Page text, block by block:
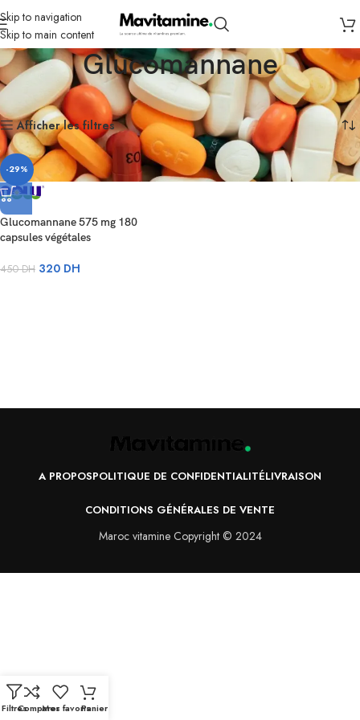
Skip to navigation
Skip to main content
Glucomannane
Accueil Glucomannane Voici le seul résultat
Afficher les filtres
-29%
Glucomannane 575 mg 180
capsules végétales
450DH 320 DH
A PROPOSPOLITIQUE DE CONFIDENTIALITÉLIVRAISON
CONDITIONS GÉNÉRALES DE VENTE
Maroc vitamine Copyright © 2024
FiltresComparerMes favorisPanier